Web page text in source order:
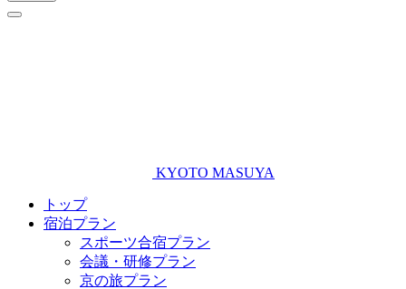
KYOTO MASUYA
トップ
宿泊プラン
スポーツ合宿プラン
会議・研修プラン
京の旅プラン